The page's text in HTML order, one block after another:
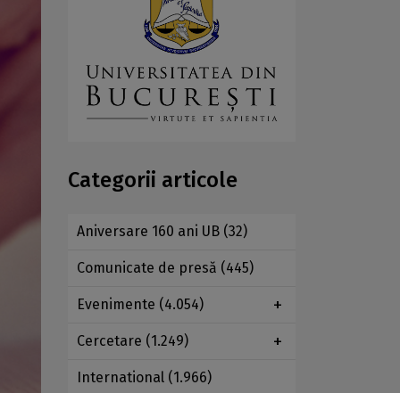
Categorii articole
Aniversare 160 ani UB (32)
Comunicate de presă (445)
Evenimente (4.054)
Cercetare (1.249)
International (1.966)